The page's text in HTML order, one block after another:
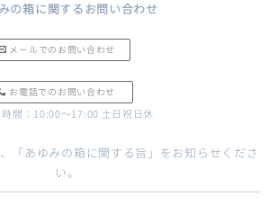
の箱に関するお問い合わせ
メールでのお問い合わせ
お電話でのお問い合わせ
時間：10:00〜17:00 土日祝日休
「あゆみの箱に関する旨」をお知らせくださ
い。